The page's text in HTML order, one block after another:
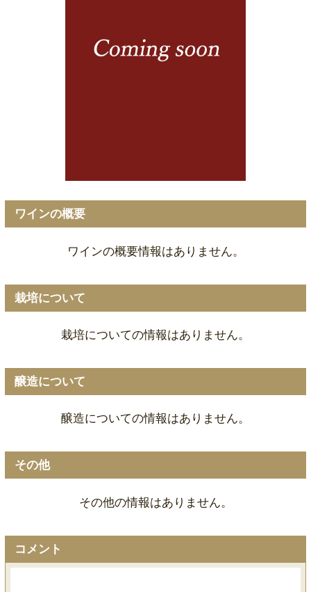
ワインの概要
ワインの概要情報はありません。
栽培について
栽培についての情報はありません。
醸造について
醸造についての情報はありません。
その他
その他の情報はありません。
コメント